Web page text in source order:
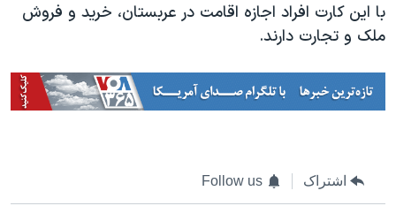
با این کارت افراد اجازه اقامت در عربستان، خرید و فروش
ملک و تجارت دارند.
اشتراک Follow us